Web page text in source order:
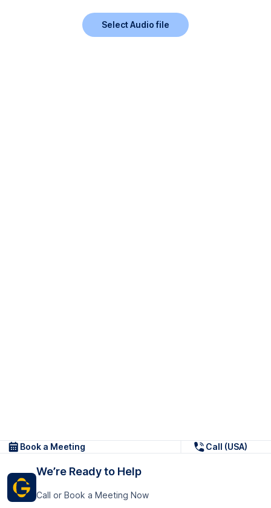
Select Audio file
Book a Meeting Call (USA)
We’re Ready to Help
Call or Book a Meeting Now